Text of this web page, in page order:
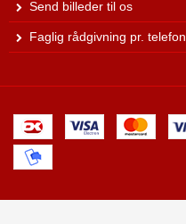
Send billeder til os
Faglig rådgivning pr. telefon